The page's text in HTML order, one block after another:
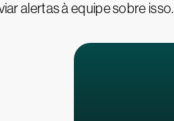
alertas à equipe sobre isso.